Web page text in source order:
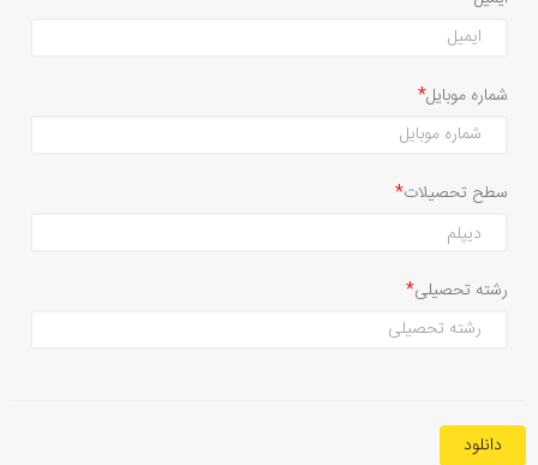
شماره موبایل
سطح تحصیلات
رشته تحصیلی
دانلود